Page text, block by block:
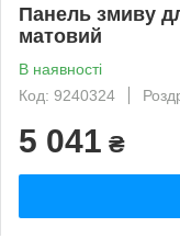
Панель змиву
матовий
В наявності
Код: 9240324
5 041 ₴